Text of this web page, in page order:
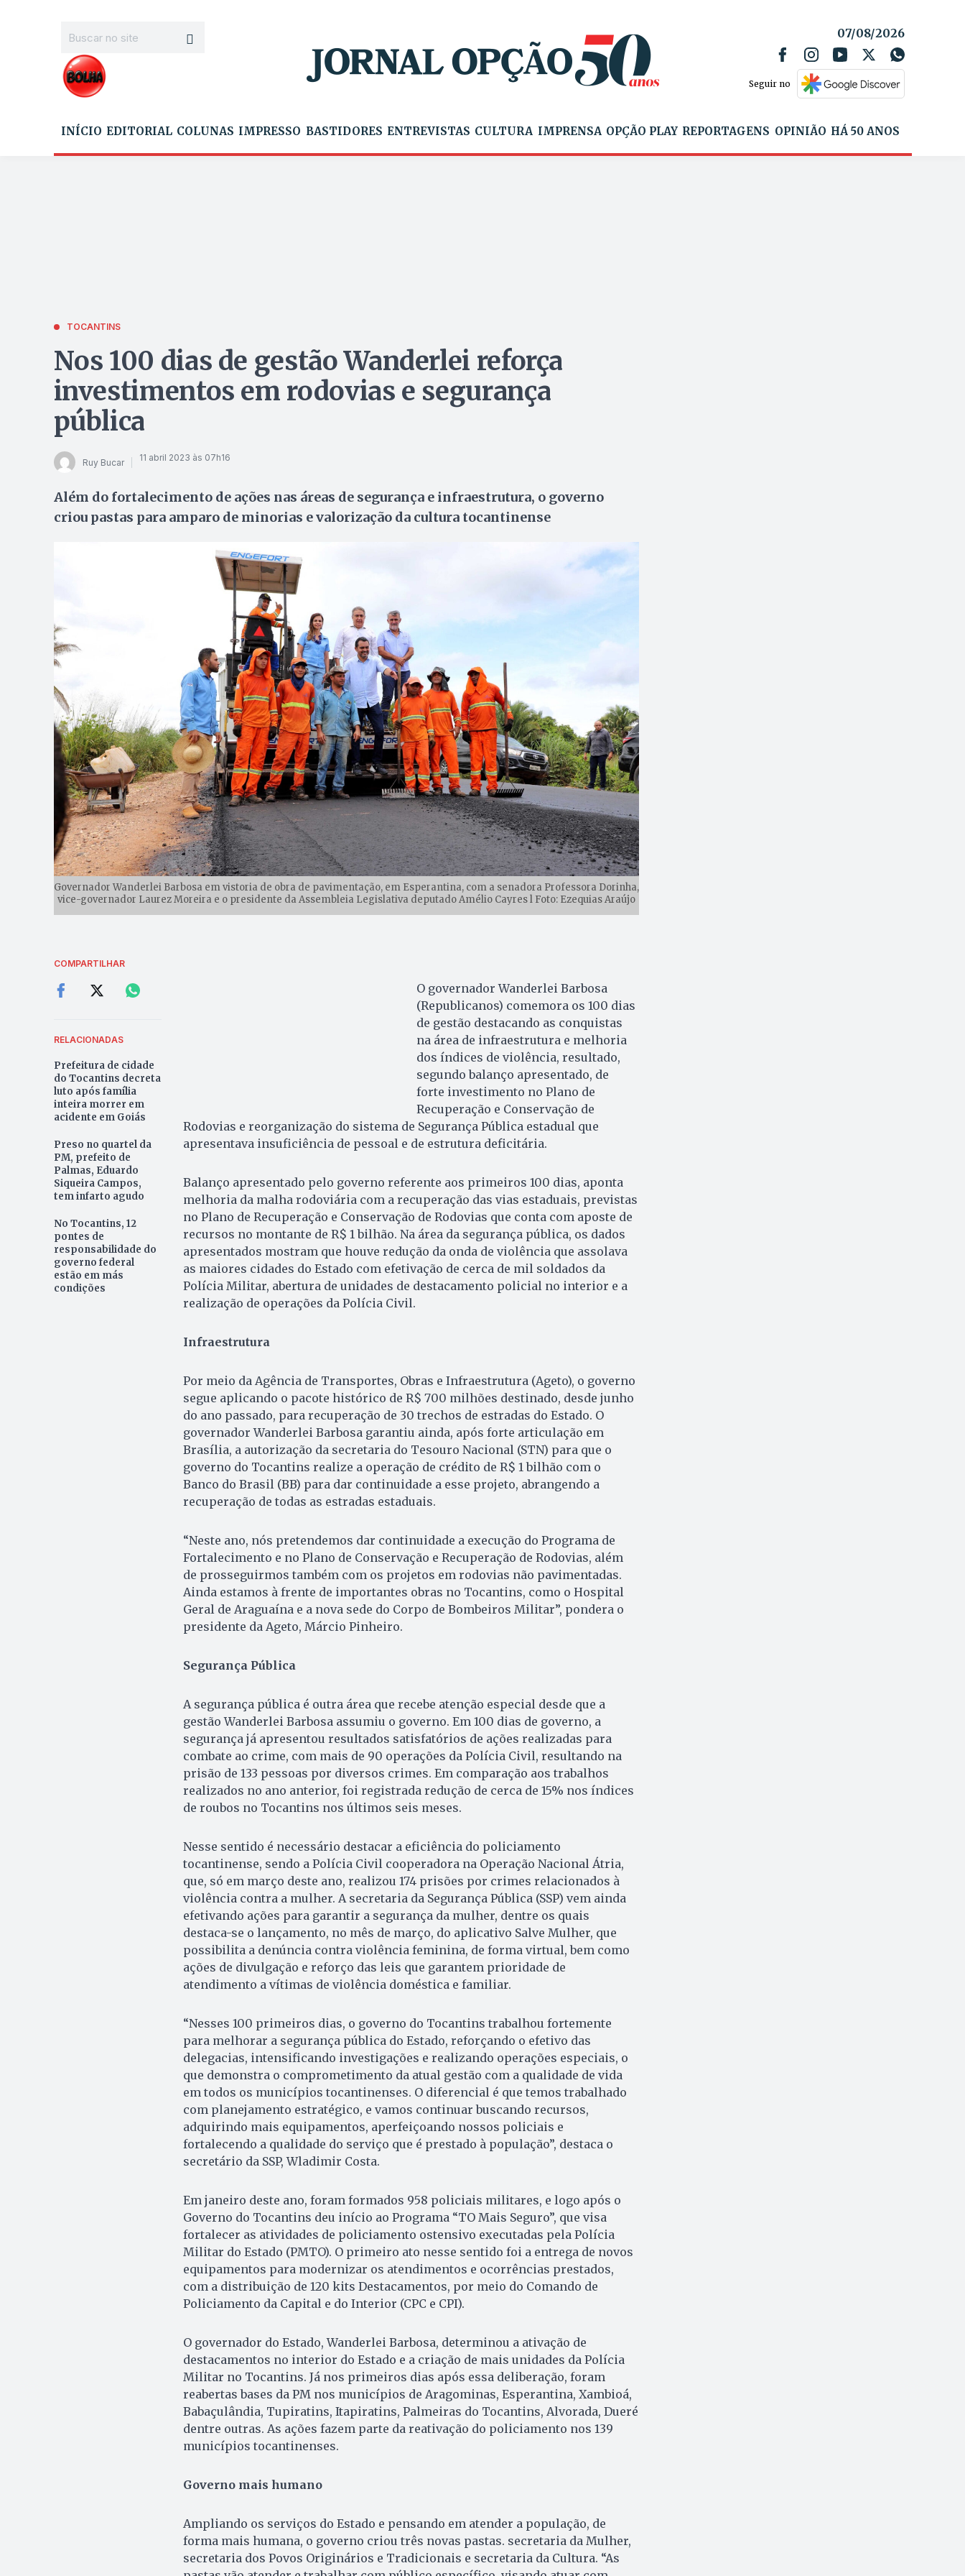
07/08/2026
Seguir no
INÍCIO EDITORIAL COLUNAS IMPRESSO BASTIDORES ENTREVISTAS CULTURA IMPRENSA OPÇÃO PLAY REPORTAGENS OPINIÃO HÁ 50 ANOS
TOCANTINS
Nos 100 dias de gestão Wanderlei reforça
investimentos em rodovias e segurança
pública
Ruy Bucar 11 abril 2023 às 07h16
Além do fortalecimento de ações nas áreas de segurança e infraestrutura, o governo
criou pastas para amparo de minorias e valorização da cultura tocantinense
Governador Wanderlei Barbosa em vistoria de obra de pavimentação, em Esperantina, com a senadora Professora Dorinha,
vice-governador Laurez Moreira e o presidente da Assembleia Legislativa deputado Amélio Cayres l Foto: Ezequias Araújo
COMPARTILHAR
RELACIONADAS
Prefeitura de cidade
do Tocantins decreta
luto após família
inteira morrer em
acidente em Goiás
Preso no quartel da
PM, prefeito de
Palmas, Eduardo
Siqueira Campos,
tem infarto agudo
No Tocantins, 12
pontes de
responsabilidade do
governo federal
estão em más
condições
O governador Wanderlei Barbosa
(Republicanos) comemora os 100 dias
de gestão destacando as conquistas
na área de infraestrutura e melhoria
dos índices de violência, resultado,
segundo balanço apresentado, de
forte investimento no Plano de
Recuperação e Conservação de
Rodovias e reorganização do sistema de Segurança Pública estadual que
apresentava insuficiência de pessoal e de estrutura deficitária.
Balanço apresentado pelo governo referente aos primeiros 100 dias, aponta
melhoria da malha rodoviária com a recuperação das vias estaduais, previstas
no Plano de Recuperação e Conservação de Rodovias que conta com aposte de
recursos no montante de R$ 1 bilhão. Na área da segurança pública, os dados
apresentados mostram que houve redução da onda de violência que assolava
as maiores cidades do Estado com efetivação de cerca de mil soldados da
Polícia Militar, abertura de unidades de destacamento policial no interior e a
realização de operações da Polícia Civil.
Infraestrutura
Por meio da Agência de Transportes, Obras e Infraestrutura (Ageto), o governo
segue aplicando o pacote histórico de R$ 700 milhões destinado, desde junho
do ano passado, para recuperação de 30 trechos de estradas do Estado. O
governador Wanderlei Barbosa garantiu ainda, após forte articulação em
Brasília, a autorização da secretaria do Tesouro Nacional (STN) para que o
governo do Tocantins realize a operação de crédito de R$ 1 bilhão com o
Banco do Brasil (BB) para dar continuidade a esse projeto, abrangendo a
recuperação de todas as estradas estaduais.
“Neste ano, nós pretendemos dar continuidade a execução do Programa de
Fortalecimento e no Plano de Conservação e Recuperação de Rodovias, além
de prosseguirmos também com os projetos em rodovias não pavimentadas.
Ainda estamos à frente de importantes obras no Tocantins, como o Hospital
Geral de Araguaína e a nova sede do Corpo de Bombeiros Militar”, pondera o
presidente da Ageto, Márcio Pinheiro.
Segurança Pública
A segurança pública é outra área que recebe atenção especial desde que a
gestão Wanderlei Barbosa assumiu o governo. Em 100 dias de governo, a
segurança já apresentou resultados satisfatórios de ações realizadas para
combate ao crime, com mais de 90 operações da Polícia Civil, resultando na
prisão de 133 pessoas por diversos crimes. Em comparação aos trabalhos
realizados no ano anterior, foi registrada redução de cerca de 15% nos índices
de roubos no Tocantins nos últimos seis meses.
Nesse sentido é necessário destacar a eficiência do policiamento
tocantinense, sendo a Polícia Civil cooperadora na Operação Nacional Átria,
que, só em março deste ano, realizou 174 prisões por crimes relacionados à
violência contra a mulher. A secretaria da Segurança Pública (SSP) vem ainda
efetivando ações para garantir a segurança da mulher, dentre os quais
destaca-se o lançamento, no mês de março, do aplicativo Salve Mulher, que
possibilita a denúncia contra violência feminina, de forma virtual, bem como
ações de divulgação e reforço das leis que garantem prioridade de
atendimento a vítimas de violência doméstica e familiar.
“Nesses 100 primeiros dias, o governo do Tocantins trabalhou fortemente
para melhorar a segurança pública do Estado, reforçando o efetivo das
delegacias, intensificando investigações e realizando operações especiais, o
que demonstra o comprometimento da atual gestão com a qualidade de vida
em todos os municípios tocantinenses. O diferencial é que temos trabalhado
com planejamento estratégico, e vamos continuar buscando recursos,
adquirindo mais equipamentos, aperfeiçoando nossos policiais e
fortalecendo a qualidade do serviço que é prestado à população”, destaca o
secretário da SSP, Wladimir Costa.
Em janeiro deste ano, foram formados 958 policiais militares, e logo após o
Governo do Tocantins deu início ao Programa “TO Mais Seguro”, que visa
fortalecer as atividades de policiamento ostensivo executadas pela Polícia
Militar do Estado (PMTO). O primeiro ato nesse sentido foi a entrega de novos
equipamentos para modernizar os atendimentos e ocorrências prestados,
com a distribuição de 120 kits Destacamentos, por meio do Comando de
Policiamento da Capital e do Interior (CPC e CPI).
O governador do Estado, Wanderlei Barbosa, determinou a ativação de
destacamentos no interior do Estado e a criação de mais unidades da Polícia
Militar no Tocantins. Já nos primeiros dias após essa deliberação, foram
reabertas bases da PM nos municípios de Aragominas, Esperantina, Xambioá,
Babaçulândia, Tupiratins, Itapiratins, Palmeiras do Tocantins, Alvorada, Dueré
dentre outras. As ações fazem parte da reativação do policiamento nos 139
municípios tocantinenses.
Governo mais humano
Ampliando os serviços do Estado e pensando em atender a população, de
forma mais humana, o governo criou três novas pastas. secretaria da Mulher,
secretaria dos Povos Originários e Tradicionais e secretaria da Cultura. “As